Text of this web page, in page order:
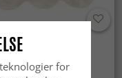
ryatæppe - Aranga
for